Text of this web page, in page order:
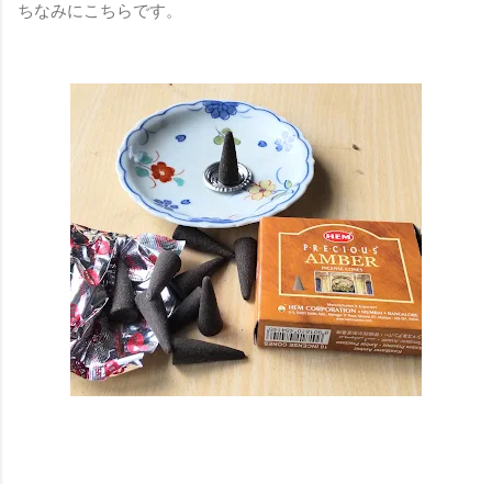
ちなみにこちらです。